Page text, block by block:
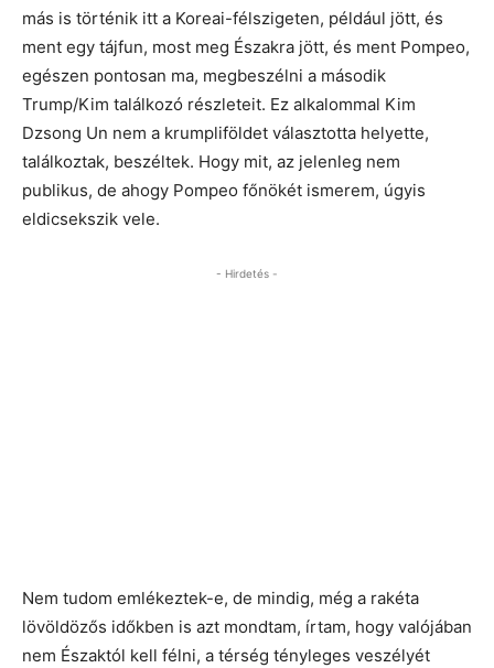
más is történik itt a Koreai-félszigeten, például jött, és
ment egy tájfun, most meg Északra jött, és ment Pompeo,
egészen pontosan ma, megbeszélni a második
Trump/Kim találkozó részleteit. Ez alkalommal Kim
Dzsong Un nem a krumpliföldet választotta helyette,
találkoztak, beszéltek. Hogy mit, az jelenleg nem
publikus, de ahogy Pompeo főnökét ismerem, úgyis
eldicsekszik vele.
- Hirdetés -
Nem tudom emlékeztek-e, de mindig, még a rakéta
lövöldözős időkben is azt mondtam, írtam, hogy valójában
nem Északtól kell félni, a térség tényleges veszélyét